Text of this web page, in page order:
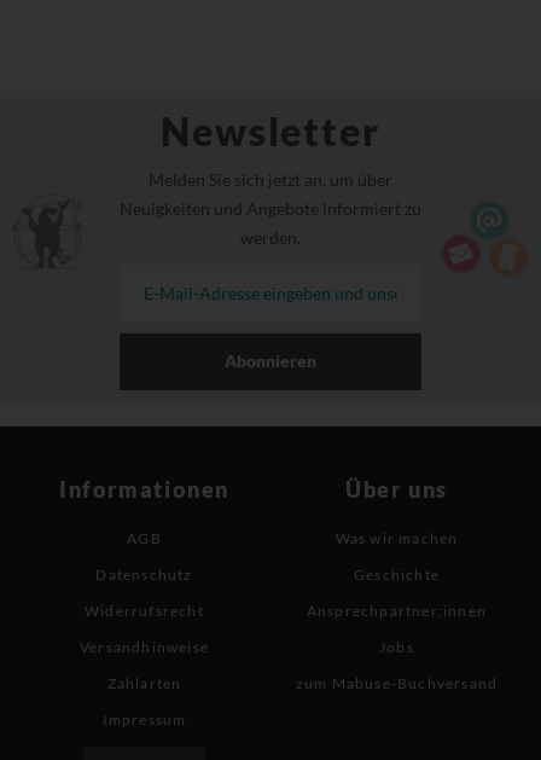
Newsletter
Melden Sie sich jetzt an, um über
Neuigkeiten und Angebote informiert zu
werden.
Abonnieren
Informationen
AGB
Datenschutz
Widerrufsrecht
Versandhinweise
Zahlarten
Impressum
Über uns
Was wir machen
Geschichte
Ansprechpartner:innen
Jobs
zum Mabuse-Buchversand